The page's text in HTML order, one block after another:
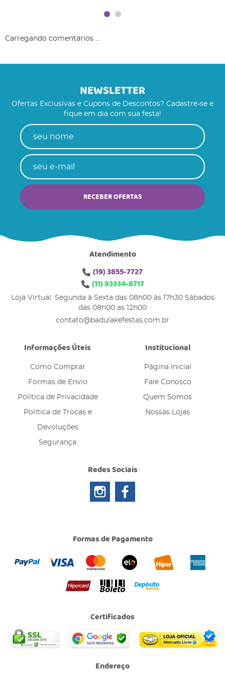
Carregando comentários ...
NEWSLETTER
Ofertas Exclusivas e Cupons de Descontos? Cadastre-se e
fique em dia com sua festa!
RECEBER OFERTAS
Atendimento
(19)3855-7727
(11)93334-8717
Loja Virtual: Segunda à Sexta das 08h00 às 17h30 Sábados
das 08h00 as 12h00
contato@badulakefestas.com.br
Informações Úteis
Como Comprar
Formas de Envio
Política de Privacidade
Política de Trocas e
Devoluções
Segurança
Institucional
Página Inicial
Fale Conosco
Quem Somos
Nossas Lojas
Redes Sociais
Formas de Pagamento
Certificados
Endereço